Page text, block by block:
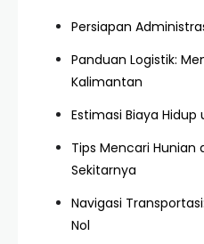
Persiapan
Panduan Logistik:
Kalimantan
Estimasi Biaya
Tips Mencari Hunian
Sekitarnya
Navigasi
Nol